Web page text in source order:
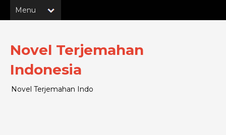
Novel Terjemahan
Indonesia
Novel Terjemahan Indo